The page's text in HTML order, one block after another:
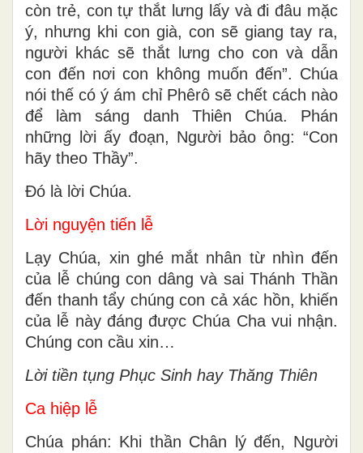
còn trẻ, con tự thắt lưng lấy và đi đâu mặc
ý, nhưng khi con già, con sẽ giang tay ra,
người khác sẽ thắt lưng cho con và dẫn
con đến nơi con không muốn đến”. Chúa
nói thế có ý ám chỉ Phêrô sẽ chết cách nào
để làm sáng danh Thiên Chúa. Phán
những lời ấy đoạn, Người bảo ông: “Con
hãy theo Thầy”.
Ðó là lời Chúa.
Lời nguyện tiến lễ
Lạy Chúa, xin ghé mắt nhân từ nhìn đến
của lễ chúng con dâng và sai Thánh Thần
đến thanh tẩy chúng con cả xác hồn, khiến
của lễ này đáng được Chúa Cha vui nhận.
Chúng con cầu xin…
Lời tiền tụng Phục Sinh hay Thăng Thiên
Ca hiệp lễ
Chúa phán: Khi thần Chân lý đến, Người